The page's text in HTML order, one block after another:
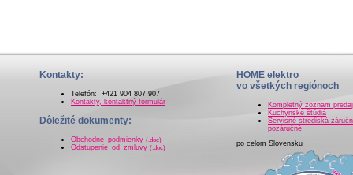
Kontakty:
Telefón: +421 904 807 907
Kontakty, kontaktný formulár
Dôležité dokumenty:
Obchodne_podmienky (.doc)
Odstupenie_od_zmluvy (.doc)
HOME elektro
vo všetkých regiónoch
Kompletný zoznam
Kuchynské štúdiá
Servisné strediská
pozáručné
po celom Slovensku